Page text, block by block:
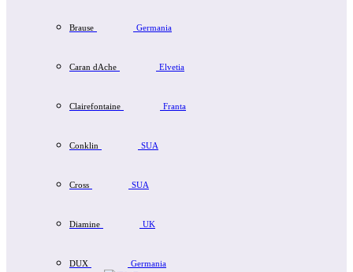
Brause Germania
Caran dAche Elvetia
Clairefontaine Franta
Conklin SUA
Cross SUA
Diamine UK
DUX
Germania